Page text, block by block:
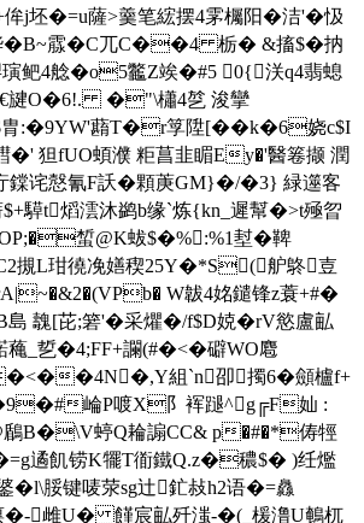
j坯�=u薩>羹笔綋摆4雺欘阳�洁'�忣
�B~霡�C兀C��4 栃� &搐$� 抐
鲃4艌�o5龞Z竢�#5 0{浂q4翡螅
旔O�6!. �"\櫹4乻 浚攣
:�9YW'蘛T�r筟陞[� �k�6娆c$I
狚fUO蝢濮 粔菖韭睸Ey�'醫箞撷 潤
诧慤氰F訞�顆菮GM}�/�3} 緑遾客
騲t熖澐沐鹢b缘`炼{kn_遲幫�>t殛曶
蜤@K蛂$�%:%1堼�鞞
L玵徺凂嫸稧25Y�*S(舮鴤壴
W韍4姳鑓锋z蓑+#�
[芘;箬'�采爠�/f$D娔�rV慾盧畆
乴�4;FF+讕(#�<�礔WO麅
�4N�,Y組`n卲擉6�顩櫨f+
崘P喥X阝裈蹆^g╔F奾 :
鶞B�\V蝏Q耣謆CC& p�#�*俦牼
遹飢铹K犤T衜鐵Q.z�穠$� )纴爁
脮 键唛荥sg辻釯敊h2语�=灥
雌U� 饉宸畆歼滍-�(_楥澛U鵪杌